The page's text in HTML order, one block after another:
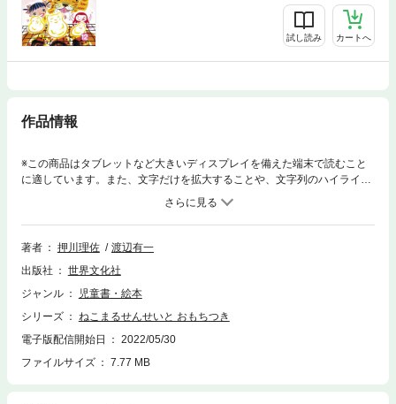
試し読み カートへ
作品情報
※この商品はタブレットなど大きいディスプレイを備えた端末で読むこと
に適しています。また、文字だけを拡大することや、文字列のハイライ
ト、検索、辞書の参照、引用などの機能が使用できません。ねこまる先生
の園でおもちつきをしているとき、急に臼がとびあがりました。なんと、
もちを集めている、もち仙人のしわざです。臼にとびついたねこまる先生
の運命はいかに…。
著者 押川理佐
渡辺有一
出版社
世界文化社
ジャンル
児童書・絵本
シリーズ
ねこまるせんせいと おもちつき
電子版配信開始日
2022/05/30
ファイルサイズ
7.77 MB